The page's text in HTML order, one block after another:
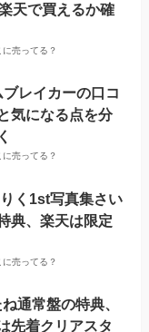
天で買えるか確
売ってる？
レイカーの口コ
気になる点を分
売ってる？
く1st写真集さい
典、楽天は限定
売ってる？
通常盤の特典、
先着クリアスタ